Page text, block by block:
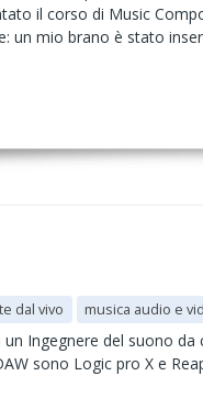
il corso di Music
un mio brano è stato
dal vivo musica audio e
un Ingegnere del suono
sono Logic pro X e